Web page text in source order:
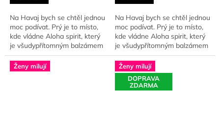
Na Havaj bych se chtěl jednou
moc podívat. Prý je to místo,
kde vládne Aloha spirit, který
je všudypřítomným balzámem
na...
Na Havaj bych se chtěl jednou
moc podívat. Prý je to místo,
kde vládne Aloha spirit, který
je všudypřítomným balzámem
na...
Ženy milují
Ženy milují
DOPRAVA
ZDARMA